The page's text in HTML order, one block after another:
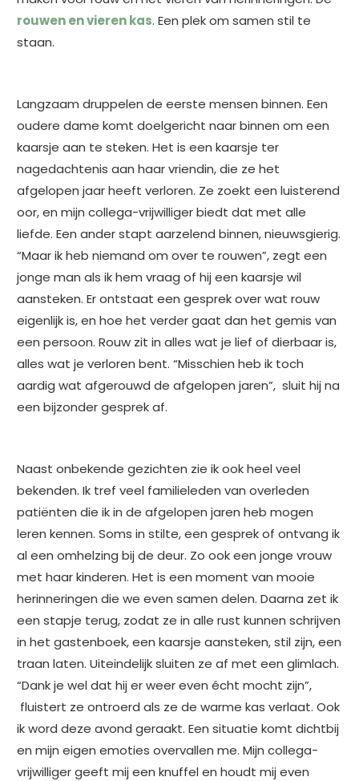
rouwen en vieren kas. Een plek om samen stil te
staan.
Langzaam druppelen de eerste mensen binnen. Een
oudere dame komt doelgericht naar binnen om een
kaarsje aan te steken. Het is een kaarsje ter
nagedachtenis aan haar vriendin, die ze het
afgelopen jaar heeft verloren. Ze zoekt een luisterend
oor, en mijn collega-vrijwilliger biedt dat met alle
liefde. Een ander stapt aarzelend binnen, nieuwsgierig.
“Maar ik heb niemand om over te rouwen”, zegt een
jonge man als ik hem vraag of hij een kaarsje wil
aansteken. Er ontstaat een gesprek over wat rouw
eigenlijk is, en hoe het verder gaat dan het gemis van
een persoon. Rouw zit in alles wat je lief of dierbaar is,
alles wat je verloren bent. “Misschien heb ik toch
aardig wat afgerouwd de afgelopen jaren”, sluit hij na
een bijzonder gesprek af.
Naast onbekende gezichten zie ik ook heel veel
bekenden. Ik tref veel familieleden van overleden
patiënten die ik in de afgelopen jaren heb mogen
leren kennen. Soms in stilte, een gesprek of ontvang ik
al een omhelzing bij de deur. Zo ook een jonge vrouw
met haar kinderen. Het is een moment van mooie
herinneringen die we even samen delen. Daarna zet ik
een stapje terug, zodat ze in alle rust kunnen schrijven
in het gastenboek, een kaarsje aansteken, stil zijn, een
traan laten. Uiteindelijk sluiten ze af met een glimlach.
“Dank je wel dat hij er weer even écht mocht zijn”,
fluistert ze ontroerd als ze de warme kas verlaat. Ook
ik word deze avond geraakt. Een situatie komt dichtbij
en mijn eigen emoties overvallen me. Mijn collega-
vrijwilliger geeft mij een knuffel en houdt mij even